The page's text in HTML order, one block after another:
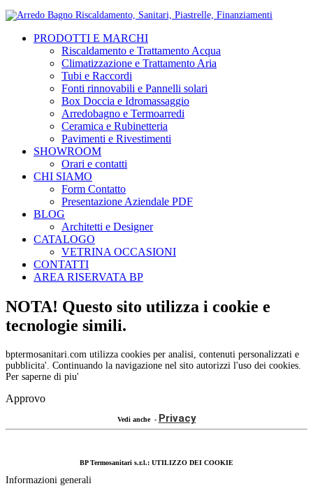
PRODOTTI E MARCHI
Riscaldamento e Trattamento Acqua
Climatizzazione e Trattamento Aria
Tubi e Raccordi
Fonti rinnovabili e Pannelli solari
Box Doccia e Idromassaggio
Arredobagno e Termoarredi
Ceramica e Rubinetteria
Pavimenti e Rivestimenti
SHOWROOM
Orari e contatti
CHI SIAMO
Form Contatto
Presentazione Aziendale PDF
BLOG
Architetti e Designer
CATALOGO
VETRINA OCCASIONI
CONTATTI
AREA RISERVATA BP
NOTA! Questo sito utilizza i cookie e
tecnologie simili.
bptermosanitari.com utilizza cookies per analisi, contenuti personalizzati e
pubblicita'. Continuando la navigazione nel sito autorizzi l'uso dei cookies.
Per saperne di piu'
Approvo
Vedi anche - Privacy
BP Termosanitari s.r.l.: UTILIZZO DEI COOKIE
Informazioni generali